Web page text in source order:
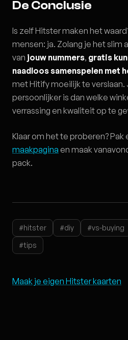
De Conclusie
Is zelf Hitster maken het
mensen: ja. Zolang je het slim
van jouw nummers, gratis
naadloos samenspelen met
met Hitify moeilijk te verslaan.
persoonlijker is dan welke
verrassing en kwaliteit op te
Klaar om het te proberen? Pak
maakpagina en maak
pack.
#hitster #diy #vs-buying
#tips
Maak je eigen Hitster kaarten